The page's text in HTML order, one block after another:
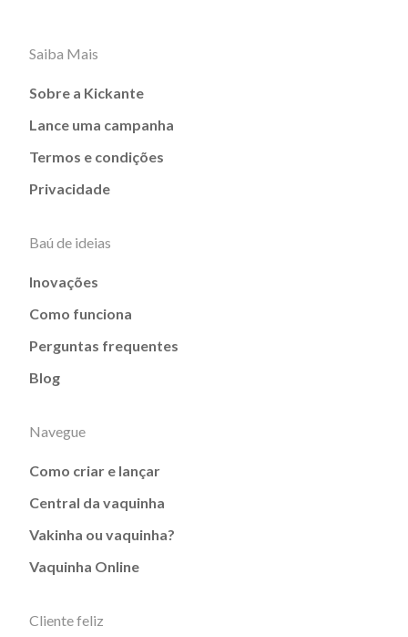
Saiba Mais
Sobre a Kickante
Lance uma campanha
Termos e condições
Privacidade
Baú de ideias
Inovações
Como funciona
Perguntas frequentes
Blog
Navegue
Como criar e lançar
Central da vaquinha
Vakinha ou vaquinha?
Vaquinha Online
Cliente feliz